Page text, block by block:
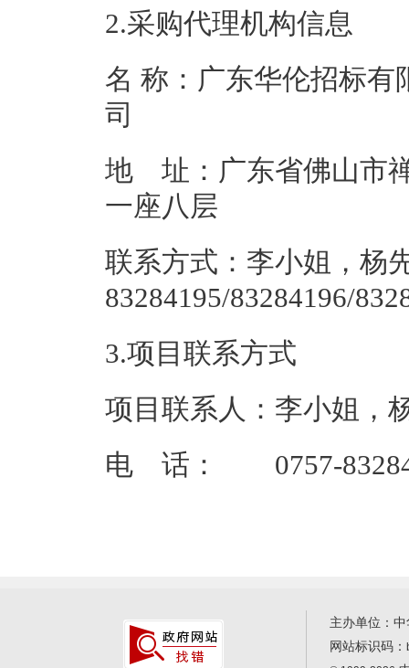
2.采购代理机构信息
名 称：广东华伦招标有
地 址：广东省佛山市
一座
联系方式：李小姐，杨
83284195/
3.项目联系方式
项目联系人：李小姐，
电 话： 0757-
主办单位：
网站标识码：